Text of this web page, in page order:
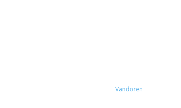
Vandoren